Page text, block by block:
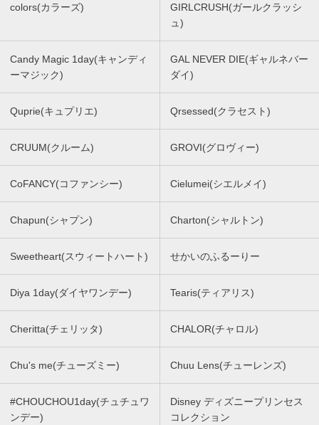
colors(カラーズ)
GIRLCRUSH(ガールクラッシ
ュ)
Candy Magic 1day(キャンディ
ーマジック)
GAL NEVER DIE(ギャルネバー
ダイ)
Quprie(キュプリエ) Qrsessed(クラセスト)
CRUUM(クルーム) GROVI(グロヴィー)
CoFANCY(コファンシー) Cielumei(シエルメイ)
Chapun(シャプン) Charton(シャルトン)
Sweetheart(スウィートハート) せかいのふるーりー
Diya 1day(ダイヤワンデー) Tearis(ティアリス)
Cheritta(チェリッタ) CHALOR(チャロル)
Chu's me(チューズミー) Chuu Lens(チューレンズ)
#CHOUCHOU1day(チュチュワ
ンデー)
Disney ディズニープリンセス
コレクション